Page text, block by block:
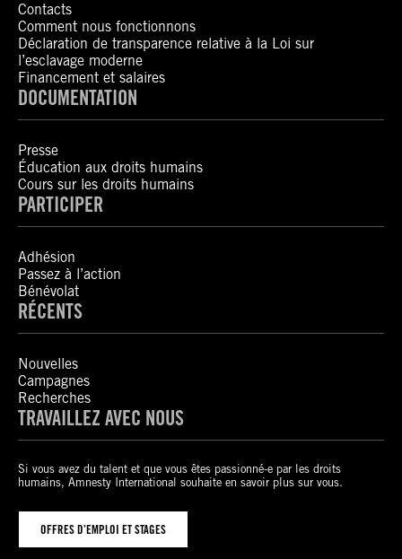
Contacts
Comment nous fonctionnons
Déclaration de transparence relative à la Loi sur
l’esclavage moderne
Financement et salaires
DOCUMENTATION
Presse
Éducation aux droits humains
Cours sur les droits humains
PARTICIPER
Adhésion
Passez à l’action
Bénévolat
RÉCENTS
Nouvelles
Campagnes
Recherches
TRAVAILLEZ AVEC NOUS
Si vous avez du talent et que vous êtes passionné-e par les droits
humains, Amnesty International souhaite en savoir plus sur vous.
OFFRES D’EMPLOI ET STAGES